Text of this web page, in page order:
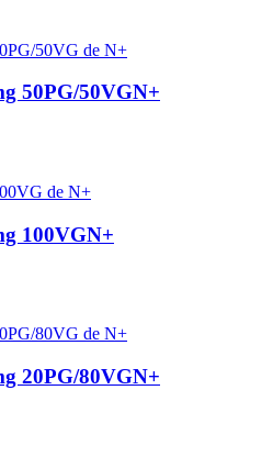
50PG/50VGN+
100VGN+
20PG/80VGN+